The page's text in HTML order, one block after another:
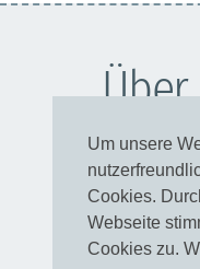
Um unsere
Cookies.
Webseite
Cookies zu.
Muster /
FAQ
FAQ
UNI &
Versand